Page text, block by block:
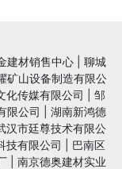
建材销售中心
聊城
矿山设备制造有限公
化传媒有限公司
邹
限公司
湖南新鸿德
汉市廷尊技术有限公
技有限公司
巴南区
南京德奥建材实业